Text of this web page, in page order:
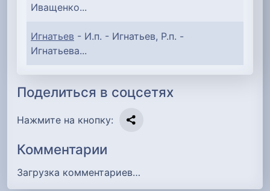
Иващенко...
Игнатьев - И.п. - Игнатьев, Р.п. -
Игнатьева...
Поделиться в соцсетях
Нажмите на кнопку:
Комментарии
Загрузка комментариев…